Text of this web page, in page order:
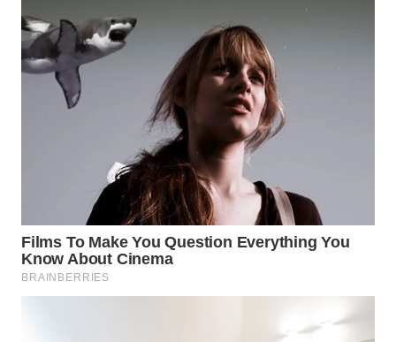
TIMUR
WN
SEMARANG
BOROBUDUR
WN
MADURA